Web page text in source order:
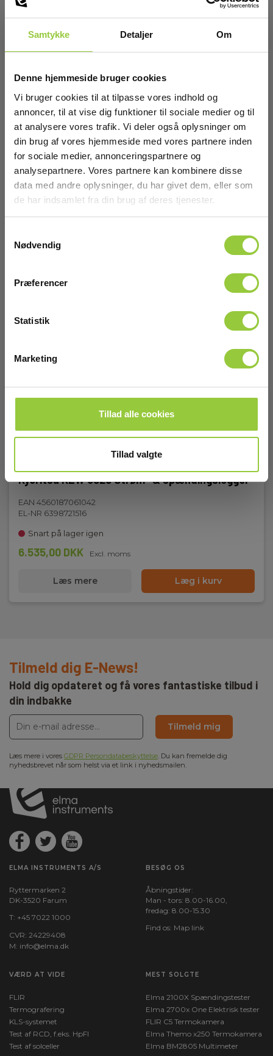
Samtykke Detaljer Om
Denne hjemmeside bruger cookies
Vi bruger cookies til at tilpasse vores indhold og
annoncer, til at vise dig funktioner til sociale medier og til
at analysere vores trafik. Vi deler også oplysninger om
din brug af vores hjemmeside med vores partnere inden
for sociale medier, annonceringspartnere og
analysepartnere. Vores partnere kan kombinere disse
data med andre oplysninger, du har givet dem, eller som
de har indsamlet fra din brug af deres tjenester.
Nødvendig
Præferencer
Statistik
Marketing
Tillad alle cookies
Tillad valgte
Instrumentegenskaber:
IEC/EN 61010-1,IEC/EN 61010-031,IEC/EN 61326-1
IEC 61010-1 målekategori:
CAT III 600 V
Dimensioner
H x B x D:
87 mm x 26 mm x 17 mm
Manualer
Elma_Manual_Kyoritsu_8309_EN.pdf
Tilbehør
Kyoritsu KEW 5020 Strøm- & spændingslogger
EAN 4560187061042
EL-NR 6398721516
Snart på lager igen
6.535,00 DKK Excl. moms
Læs mere Læg i kurv
Tilmeld dig E-News!
Hold dig opdateret og få vores fantastiske tilbud i
din indbakke
Tilmeld mig
Læs mere i vores GDPR Persondatabeskyttelse. Du kan fremelde dig
nyhedsbrevet når som helst via et link i nyhedsmailen.
ELMA INSTRUMENTS A/S
Ryttermarken 2
DK-3520 Farum
T: +45 7022 1000
CVR: 24229408
M: info@elma.dk
BESØG OS
Åbningstider:
Man - tors: 8.00-16.00,
fredag: 8.00-15.30
Find os: Map link
VÆRD AT VIDE
FLIR
Termografering
KLS-systemet
Test af RCD, f.eks. HpFI
Test af solceller
MEST SOLGTE
Elma 2100X Spændingstester
Elma 2700x One Elektrisk tester
FLIR C5 Termokamera
Elma Themo x250 Termokamera
Elma BM2805 Multimeter